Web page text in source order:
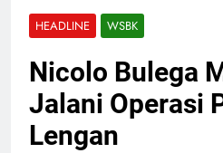
HEADLINE WSBK
Nicolo Bulega
Jalani Operasi
Lengan